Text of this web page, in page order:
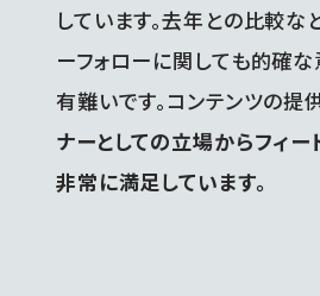
しています。去年との比較な
ーフォローに関しても的確
有難いです。コンテンツの提
ナーとしての立場からフィー
非常に満足しています。